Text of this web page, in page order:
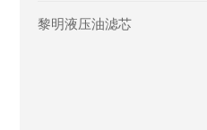
黎明液压油滤芯